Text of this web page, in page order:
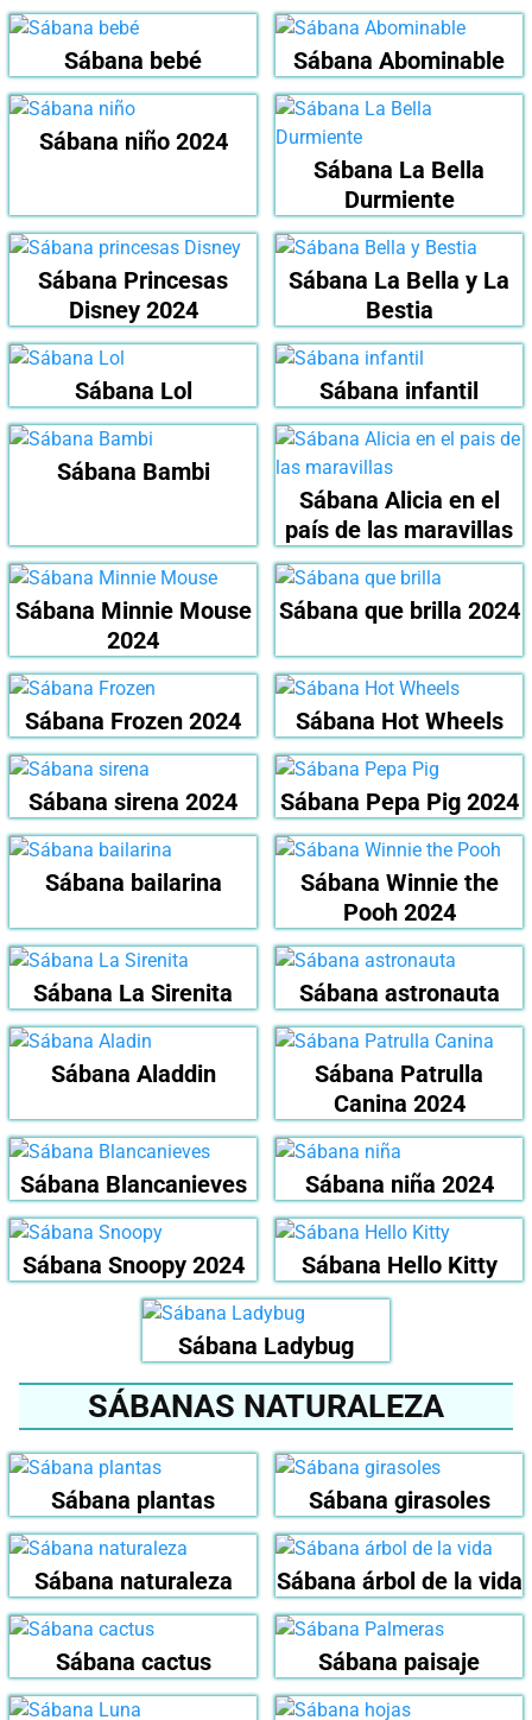
Sábana bebé Sábana Abominable
Sábana niño 2024
Sábana La Bella
Durmiente
Sábana Princesas
Disney 2024
Sábana La Bella y La
Bestia
Sábana Lol Sábana infantil
Sábana Bambi
Sábana Alicia en el
país de las maravillas
Sábana Minnie Mouse
2024
Sábana que brilla 2024
Sábana Frozen 2024 Sábana Hot Wheels
Sábana sirena 2024 Sábana Pepa Pig 2024
Sábana bailarina
Sábana Winnie the
Pooh 2024
Sábana La Sirenita Sábana astronauta
Sábana Aladdin
Sábana Patrulla
Canina 2024
Sábana Blancanieves Sábana niña 2024
Sábana Snoopy 2024 Sábana Hello Kitty
Sábana Ladybug
SÁBANAS NATURALEZA
Sábana plantas Sábana girasoles
Sábana naturaleza Sábana árbol de la vida
Sábana cactus Sábana paisaje